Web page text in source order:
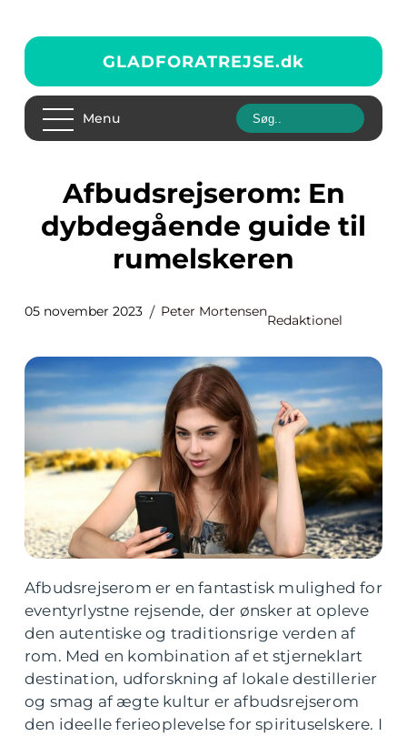
GLADFORATREJSE.dk
Menu
Afbudsrejserom: En
dybdegående guide til
rumelskeren
05 november 2023 Peter Mortensen
Redaktionel
Afbudsrejserom er en fantastisk mulighed for
eventyrlystne rejsende, der ønsker at opleve
den autentiske og traditionsrige verden af
rom. Med en kombination af et stjerneklart
destination, udforskning af lokale destillerier
og smag af ægte kultur er afbudsrejserom
den ideelle ferieoplevelse for spirituselskere. I